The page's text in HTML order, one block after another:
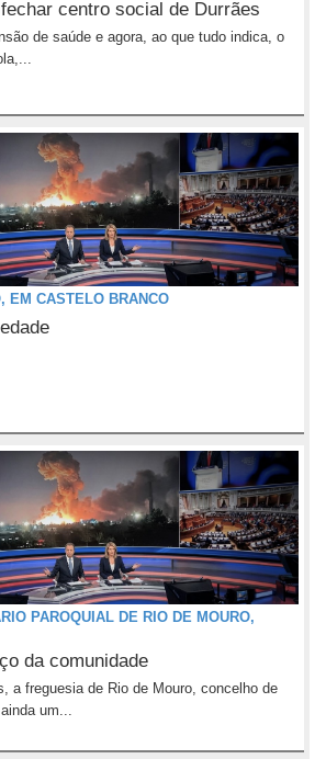
centro social de Durrães
de saúde e agora, ao que tudo indica, o
EM CASTELO BRANCO
PAROQUIAL DE RIO DE MOURO,
da comunidade
a freguesia de Rio de Mouro, concelho de
um...